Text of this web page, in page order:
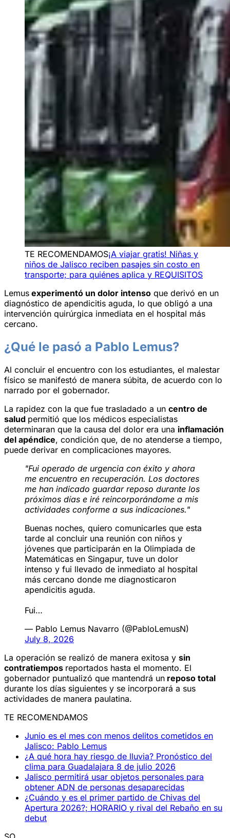
TE RECOMENDAMOS¡A viajar gratis! Niñas y
niños de Jalisco reciben pasajes sin costo en
transporte; para quiénes aplica y REQUISITOS
Lemus experimentó un dolor intenso que derivó en un
diagnóstico de apendicitis aguda, lo que obligó a una
intervención quirúrgica inmediata en el hospital más
cercano.
¿Qué le pasó a Pablo Lemus?
Al concluir el encuentro con los estudiantes, el malestar
físico se manifestó de manera súbita, de acuerdo con lo
narrado por el gobernador.
La rapidez con la que fue trasladado a un centro de
salud permitió que los médicos especialistas
determinaran que la causa del dolor era una inflamación
del apéndice, condición que, de no atenderse a tiempo,
puede derivar en complicaciones mayores.
"Fui operado de urgencia con éxito y ahora
me encuentro en recuperación. Los doctores
me han indicado guardar reposo durante los
próximos días e iré reincorporándome a mis
actividades conforme a sus indicaciones."
Buenas noches, quiero comunicarles que esta
tarde al concluir una reunión con niños y
jóvenes que participarán en la Olimpiada de
Matemáticas en Singapur, tuve un dolor
intenso y fui llevado de inmediato al hospital
más cercano donde me diagnosticaron
apendicitis aguda.
Fui…
— Pablo Lemus Navarro (@PabloLemusN)
July 8, 2026
La operación se realizó de manera exitosa y sin
contratiempos reportados hasta el momento. El
gobernador puntualizó que mantendrá un reposo total
durante los días siguientes y se incorporará a sus
actividades de manera paulatina.
TE RECOMENDAMOS
Junio es el mes con menos delitos cometidos en
Jalisco: Pablo Lemus
¿A qué hora hay riesgo de lluvia? Pronóstico del
clima para Guadalajara 8 de julio 2026
Jalisco permitirá usar objetos personales para
obtener ADN de personas desaparecidas
¿Cuándo y es el primer partido de Chivas del
Apertura 2026?; HORARIO y rival del Rebaño en su
debut